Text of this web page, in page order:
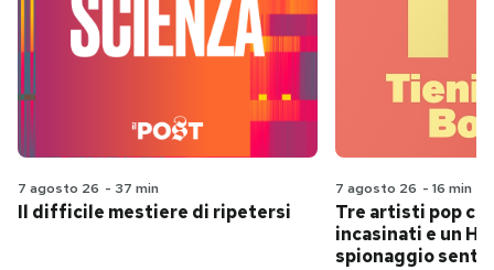
7 agosto 26 - 37 min
Il difficile mestiere di ripetersi
7 agosto 26 - 16 min
Tre artisti pop
incasinati e un
spionaggio